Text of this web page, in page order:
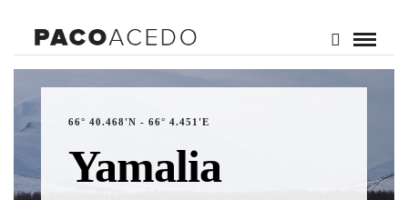
66° 40.468'N - 66° 4.451'E
Yamalia